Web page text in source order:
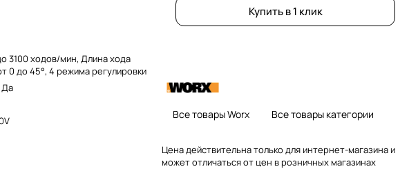
3100 ходов/мин, Длина хода
0 до 45°, 4 режима регулировки
Да
Купить в 1 клик
Все товары Worx Все товары категории
Цена действительна только для интернет-магазина и
может отличаться от цен в розничных магазинах